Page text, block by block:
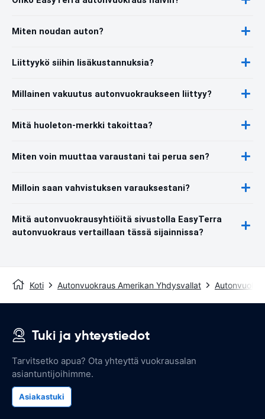
Miten noudan auton?
Liittyykö siihin lisäkustannuksia?
Millainen vakuutus autonvuokraukseen liittyy?
Mitä huoleton-merkki takoittaa?
Miten voin muuttaa varaustani tai perua sen?
Milloin saan vahvistuksen varauksestani?
Mitä autonvuokrausyhtiöitä sivustolla EasyTerra
autonvuokraus vertaillaan tässä sijainnissa?
Koti Autonvuokraus Amerikan Yhdysvallat
Tuki ja yhteystiedot
Tarvitsetko apua? Ota yhteyttä vuokrausalan
asiantuntijoihimme.
Asiakastuki